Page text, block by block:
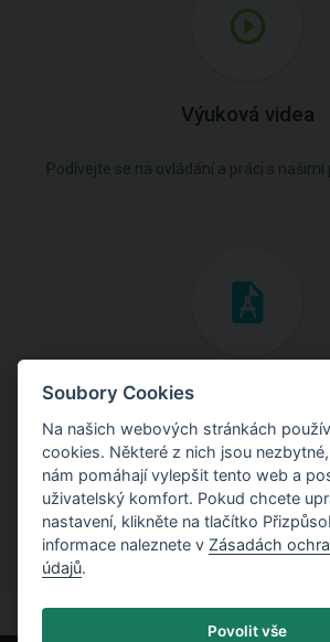
Výuková videa
Inženýrské manuály
Stáhněte si manuály s teoretickými i
použití programů.
Soubory Cookies
Na našich webových stránkách
cookies. Některé z nich jsou
nám pomáhají vylepšit tento web a
uživatelský komfort. Pokud chcete
nastavení, klikněte na tlačítko
informace naleznete v Zásadách
údajů.
Povolit vše